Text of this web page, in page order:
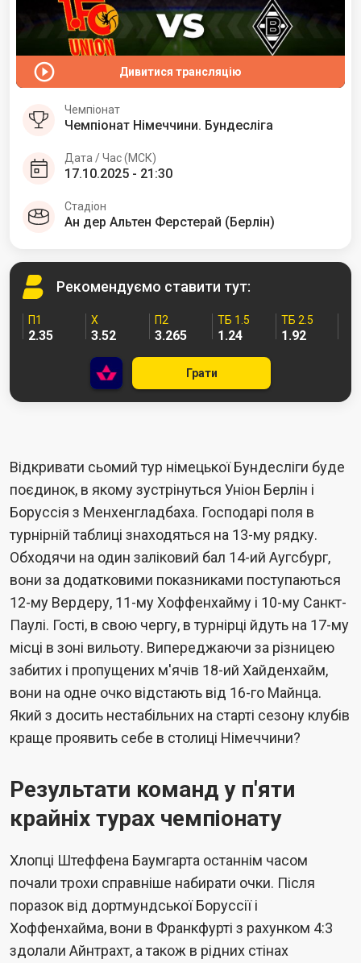
Дивитися трансляцію
Чемпіонат
Чемпіонат Німеччини. Бундесліга
Дата / Час (МСК)
17.10.2025 - 21:30
Стадіон
Ан дер Альтен Ферстерай (Берлін)
Рекомендуємо ставити тут:
П1
2.35
Х
3.52
П2
3.265
ТБ 1.5
1.24
ТБ 2.5
1.92
Грати
Відкривати сьомий тур німецької Бундесліги буде
поєдинок, в якому зустрінуться Уніон Берлін і
Боруссія з Менхенгладбаха. Господарі поля в
турнірній таблиці знаходяться на 13-му рядку.
Обходячи на один заліковий бал 14-ий Аугсбург,
вони за додатковими показниками поступаються
12-му Вердеру, 11-му Хоффенхайму і 10-му Санкт-
Паулі. Гості, в свою чергу, в турнірці йдуть на 17-му
місці в зоні вильоту. Випереджаючи за різницею
забитих і пропущених м'ячів 18-ий Хайденхайм,
вони на одне очко відстають від 16-го Майнца.
Який з досить нестабільних на старті сезону клубів
краще проявить себе в столиці Німеччини?
Результати команд у п'яти
крайніх турах чемпіонату
Хлопці Штеффена Баумгарта останнім часом
почали трохи справніше набирати очки. Після
поразок від дортмундської Боруссії і
Хоффенхайма, вони в Франкфурті з рахунком 4:3
здолали Айнтрахт, а також в рідних стінах